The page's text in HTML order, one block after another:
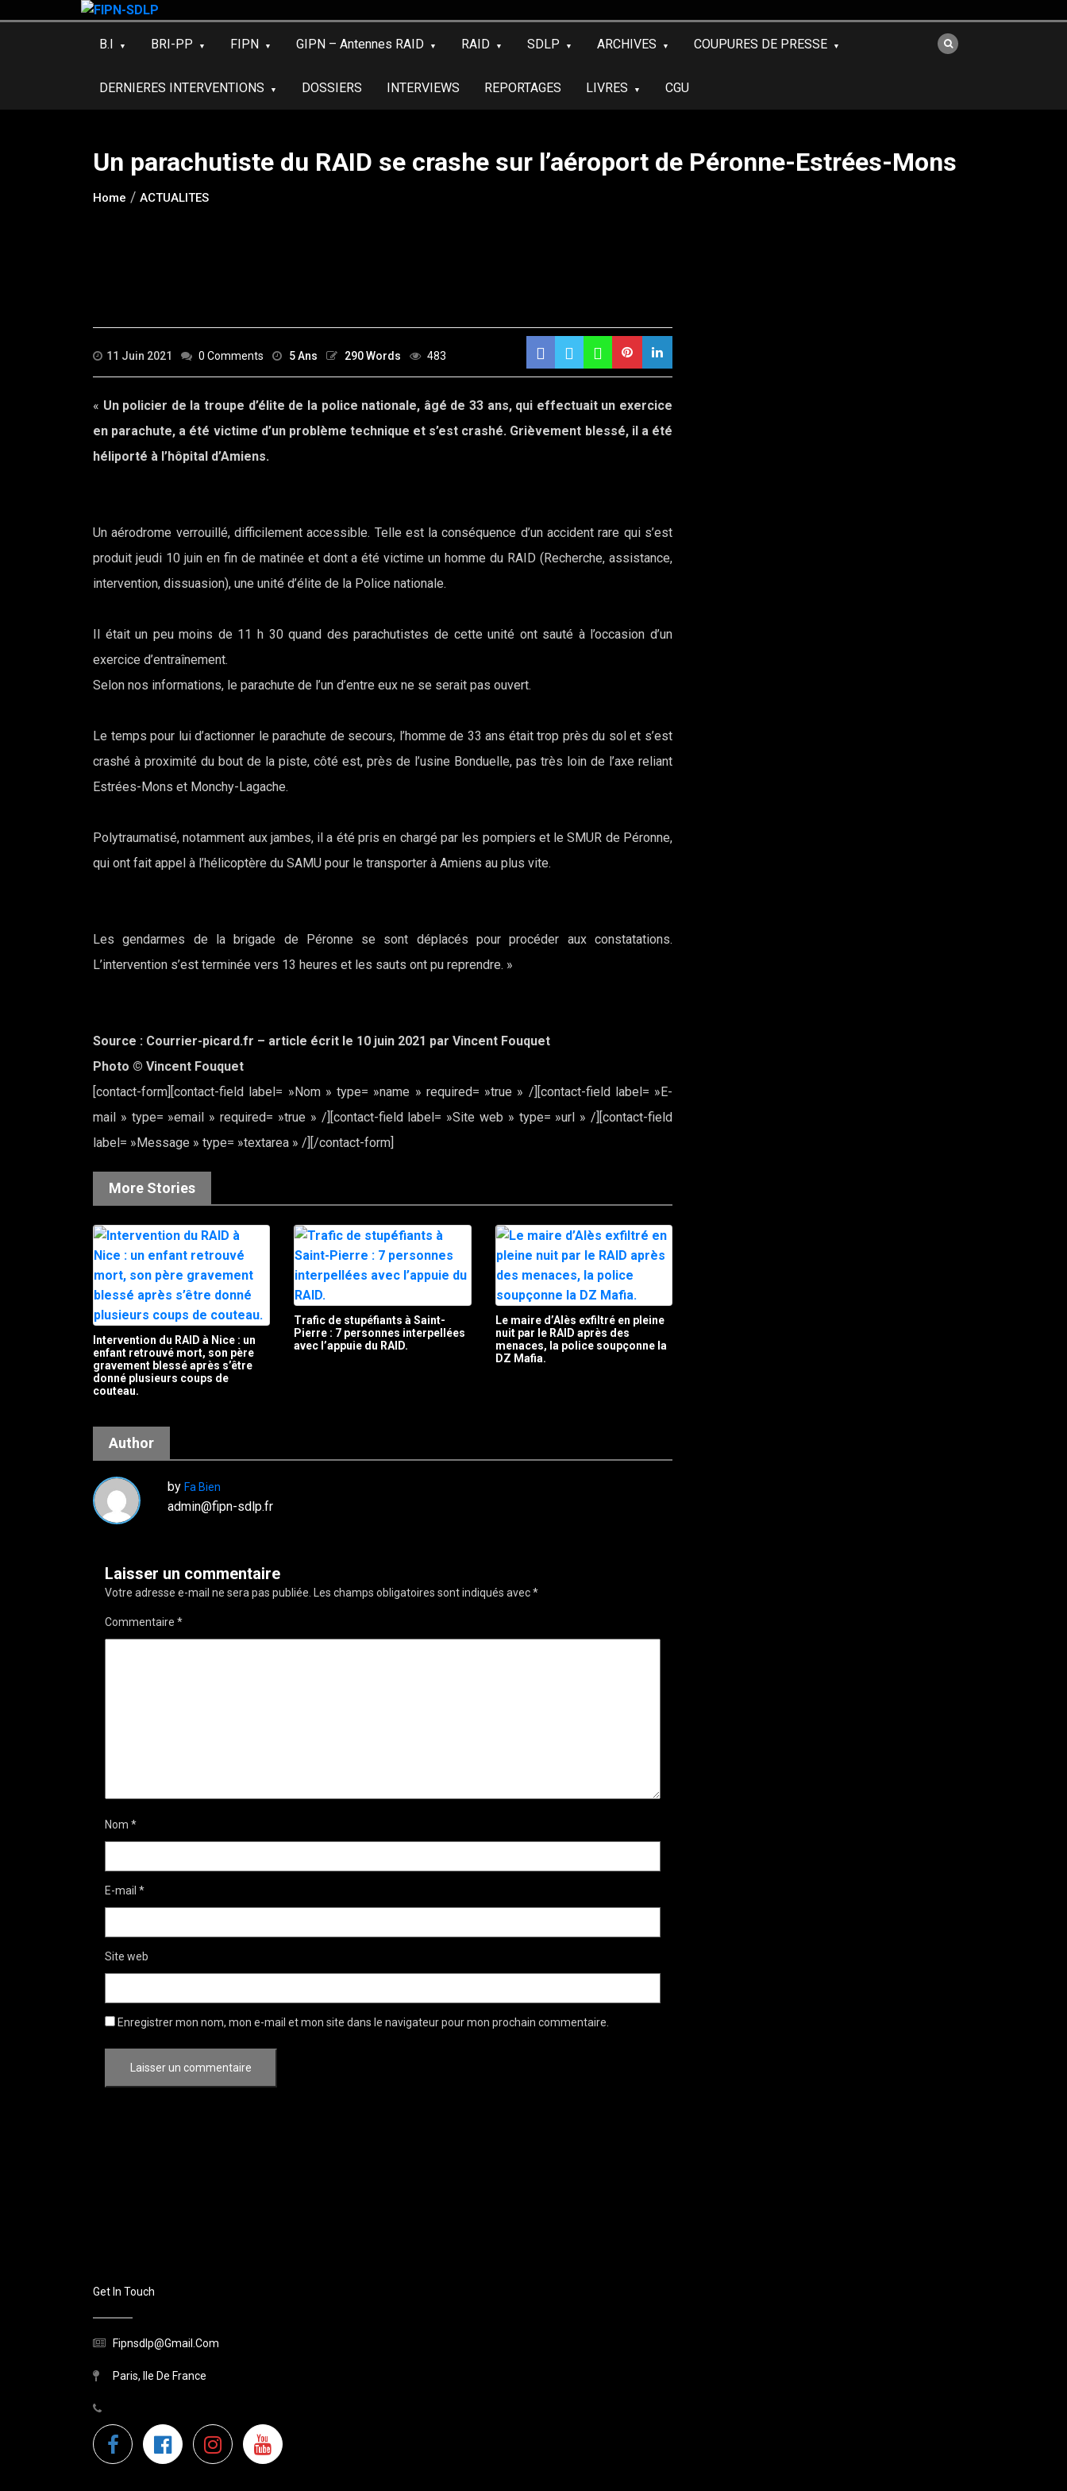
B.I BRI-PP FIPN GIPN – Antennes RAID RAID SDLP ARCHIVES COUPURES DE PRESSE
DERNIERES INTERVENTIONS DOSSIERS INTERVIEWS REPORTAGES LIVRES CGU
Un parachutiste du RAID se crashe sur l’aéroport de Péronne-Estrées-Mons
Home ACTUALITES
11 Juin 2021 0 Comments 5 Ans 290 Words 483
« Un policier de la troupe d’élite de la police nationale, âgé de 33 ans, qui effectuait un exercice
en parachute, a été victime d’un problème technique et s’est crashé. Grièvement blessé, il a été
héliporté à l’hôpital d’Amiens.
Un aérodrome verrouillé, difficilement accessible. Telle est la conséquence d’un accident rare qui s’est
produit jeudi 10 juin en fin de matinée et dont a été victime un homme du RAID (Recherche, assistance,
intervention, dissuasion), une unité d’élite de la Police nationale.
Il était un peu moins de 11 h 30 quand des parachutistes de cette unité ont sauté à l’occasion d’un
exercice d’entraînement.
Selon nos informations, le parachute de l’un d’entre eux ne se serait pas ouvert.
Le temps pour lui d’actionner le parachute de secours, l’homme de 33 ans était trop près du sol et s’est
crashé à proximité du bout de la piste, côté est, près de l’usine Bonduelle, pas très loin de l’axe reliant
Estrées-Mons et Monchy-Lagache.
Polytraumatisé, notamment aux jambes, il a été pris en chargé par les pompiers et le SMUR de Péronne,
qui ont fait appel à l’hélicoptère du SAMU pour le transporter à Amiens au plus vite.
Les gendarmes de la brigade de Péronne se sont déplacés pour procéder aux constatations.
L’intervention s’est terminée vers 13 heures et les sauts ont pu reprendre. »
Source : Courrier-picard.fr – article écrit le 10 juin 2021 par Vincent Fouquet
Photo © Vincent Fouquet
[contact-form][contact-field label= »Nom » type= »name » required= »true » /][contact-field label= »E-
mail » type= »email » required= »true » /][contact-field label= »Site web » type= »url » /][contact-field
label= »Message » type= »textarea » /][/contact-form]
More Stories
Intervention du RAID à Nice : un
enfant retrouvé mort, son père
gravement blessé après s’être
donné plusieurs coups de
couteau.
Trafic de stupéfiants à Saint-
Pierre : 7 personnes interpellées
avec l’appuie du RAID.
Le maire d’Alès exfiltré en pleine
nuit par le RAID après des
menaces, la police soupçonne la
DZ Mafia.
Author
by Fa Bien
admin@fipn-sdlp.fr
Laisser un commentaire
Votre adresse e-mail ne sera pas publiée. Les champs obligatoires sont indiqués avec*
Commentaire *
Nom *
E-mail *
Site web
Enregistrer mon nom, mon e-mail et mon site dans le navigateur pour mon prochain commentaire.
Get In Touch
Fipnsdlp@gmail.com
Paris, Ile De France